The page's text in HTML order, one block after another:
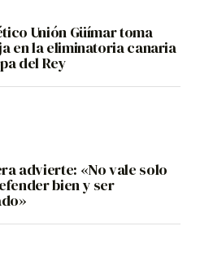
Unión Güímar toma
en la eliminatoria canaria
del Rey
advierte: «No vale solo
bien y ser